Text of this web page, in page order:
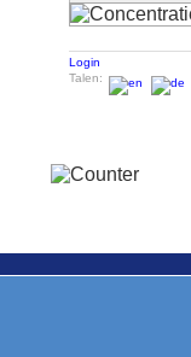
Login
Talen: